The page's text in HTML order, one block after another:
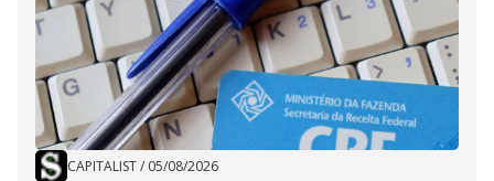
CAPITALIST/ 05/08/2026